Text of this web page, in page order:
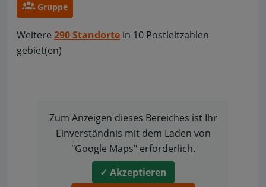
Gruppe
Weitere 290 Standorte in 10 Postleitzahlen
gebiet(en)
Zum Anzeigen dieses Bereiches ist Ihr
Einverständnis mit dem Laden von
"Google Maps" erforderlich.
✓ Akzeptieren